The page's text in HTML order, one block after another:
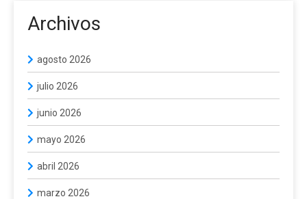
Archivos
agosto 2026
julio 2026
junio 2026
mayo 2026
abril 2026
marzo 2026